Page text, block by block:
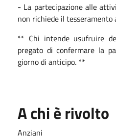
- La partecipazione alle
non richiede il tesseramento
** Chi intende usufruire
pregato di confermare la
giorno di anticipo. **
A chi è rivolto
Anziani